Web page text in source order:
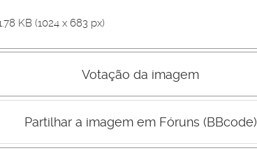
KB (1024 x 683 px)
Votação da imagem
Mau Bom
Partilhar a imagem em Fóruns (BBcode)